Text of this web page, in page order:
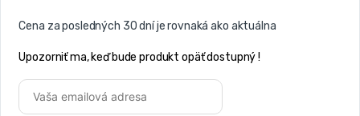
Cena za posledných 30 dní je rovnaká ako aktuálna
Upozorniť ma, keď bude produkt opäť dostupný !